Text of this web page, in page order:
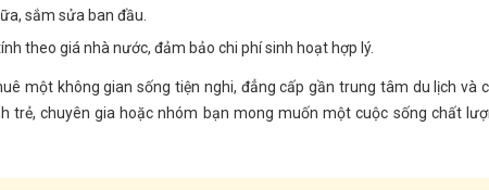
sắm sửa ban đầu.
theo giá nhà nước, đảm bảo chi phí sinh hoạt hợp lý.
một không gian sống tiện nghi, đẳng cấp gần trung tâm du lịch và
trẻ, chuyên gia hoặc nhóm bạn mong muốn một cuộc sống chất